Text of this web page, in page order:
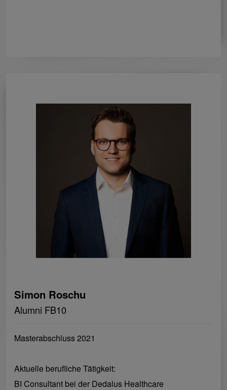
Simon Roschu
Alumni FB10
Masterabschluss 2021
Aktuelle berufliche Tätigkeit:
BI Consultant bei der Dedalus Healthcare